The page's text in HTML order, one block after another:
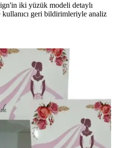
iki yüzük modeli detaylı
kullanıcı geri bildirimleriyle analiz